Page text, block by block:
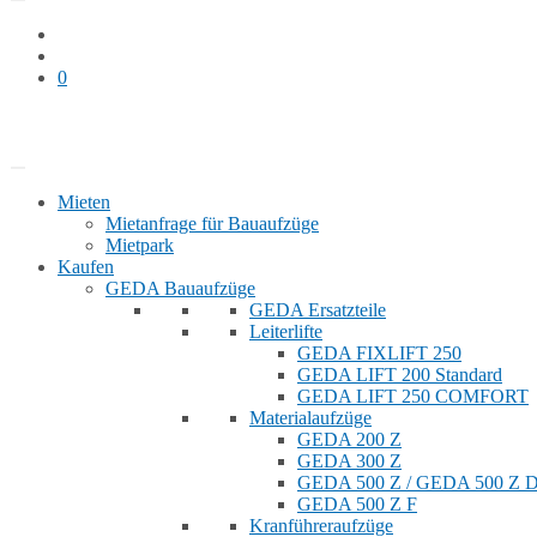
0
Mieten
Mietanfrage für Bauaufzüge
Mietpark
Kaufen
GEDA Bauaufzüge
GEDA Ersatzteile
Leiterlifte
GEDA FIXLIFT 250
GEDA LIFT 200 Standard
GEDA LIFT 250 COMFORT
Materialaufzüge
GEDA 200 Z
GEDA 300 Z
GEDA 500 Z / GEDA 500 Z
GEDA 500 Z F
Kranführeraufzüge